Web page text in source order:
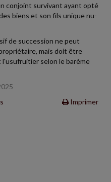
conjoint survivant ayant opté
biens et son fils unique nu-
de succession ne peut
mais doit être
selon le barème
Imprimer